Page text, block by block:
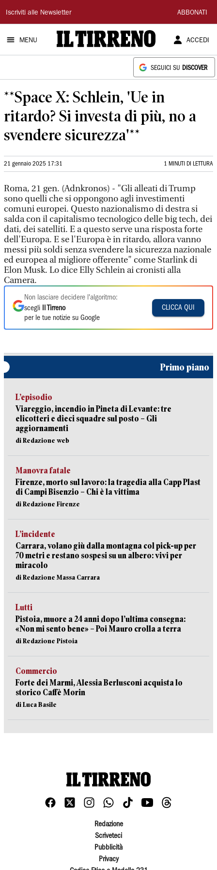
Il
Tirreno
Iscriviti alle Newsletter ABBONATI
MENU ACCEDI
SEGUICI SU DISCOVER
**Space X: Schlein, 'Ue in
ritardo? Si investa di più, no a
svendere sicurezza'**
21 gennaio 2025 17:31 1 MINUTI DI LETTURA
Roma, 21 gen. (Adnkronos) - "Gli alleati di Trump
sono quelli che si oppongono agli investimenti
comuni europei. Questo nazionalismo di destra si
salda con il capitalismo tecnologico delle big tech, dei
dati, dei satelliti. E a questo serve una risposta forte
dell'Europa. E se l'Europa è in ritardo, allora vanno
messi più soldi senza svendere la sicurezza nazionale
ed europea al migliore offerente" come Starlink di
Elon Musk. Lo dice Elly Schlein ai cronisti alla
Camera.
Non lasciare decidere l'algoritmo:
scegli
Il Tirreno
per le tue notizie su Google
CLICCA QUI
Primo piano
L’episodio
Viareggio, incendio in Pineta di Levante: tre
elicotteri e dieci squadre sul posto – Gli
aggiornamenti
di Redazione web
Manovra fatale
Firenze, morto sul lavoro: la tragedia alla Capp Plast
di Campi Bisenzio – Chi è la vittima
di Redazione Firenze
L’incidente
Carrara, volano giù dalla montagna col pick-up per
70 metri e restano sospesi su un albero: vivi per
miracolo
di Redazione Massa Carrara
Lutti
Pistoia, muore a 24 anni dopo l’ultima consegna:
«Non mi sento bene» – Poi Mauro crolla a terra
di Redazione Pistoia
Commercio
Forte dei Marmi, Alessia Berlusconi acquista lo
storico Caffè Morin
di Luca Basile
Redazione
Scriveteci
Pubblicità
Privacy